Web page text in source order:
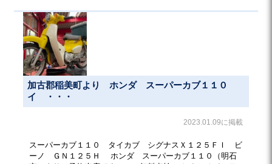
加古郡稲美町より ホンダ スーパーカブ１１０
イ ・・・
2023.01.09に掲載
スーパーカブ１１０ タイカブ シグナスＸ１２５ＦＩ ビ
ーノ ＧＮ１２５Ｈ ホンダ スーパーカブ１１０（明石